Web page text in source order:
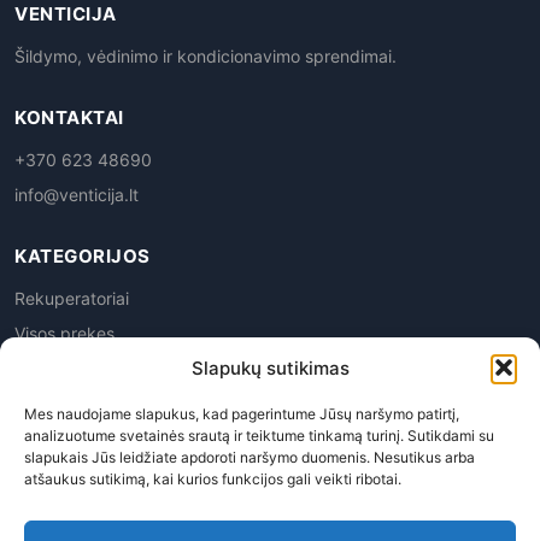
Slapukų sutikimas
Mes naudojame slapukus, kad pagerintume Jūsų naršymo patirtį,
analizuotume svetainės srautą ir teiktume tinkamą turinį. Sutikdami su
slapukais Jūs leidžiate apdoroti naršymo duomenis. Nesutikus arba
atšaukus sutikimą, kai kurios funkcijos gali veikti ribotai.
VENTICIJA
Šildymo, vėdinimo ir kondicionavimo sprendimai.
KONTAKTAI
+370 623 48690
info@venticija.lt
KATEGORIJOS
Rekuperatoriai
Visos prekes
Privatumo politika | Prekių grąžinimas | Pirkimo